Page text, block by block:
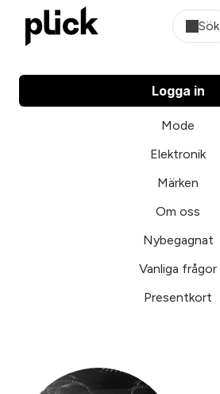
Sök
Logga in
Mode
Elektronik
Märken
Om oss
Nybegagnat
Vanliga frågor
Presentkort